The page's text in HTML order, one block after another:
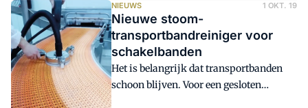
productieprocessen, die 5 dagdelen
duurt. Op 12 maart vindt de eendaagse
workshop Zout- en suikerverlaging
plaats.
NIEUWS 1 OKT. 19
Nieuwe stoom-
transportbandreiniger voor
schakelbanden
Het is belangrijk dat transportbanden
schoon blijven. Voor een gesloten
transportband is het automatische